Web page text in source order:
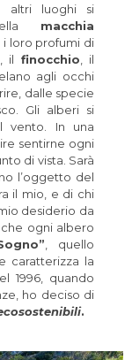
altri luoghi si
macchia
loro profumi di
, il finocchio , il
agli occhi
dalle specie
Gli alberi si
vento. In una
sentirne ogni
di vista. Sarà
l’oggetto del
il mio, e di chi
desiderio da
che ogni albero
, quello
caratterizza la
1996, quando
ho deciso di
.